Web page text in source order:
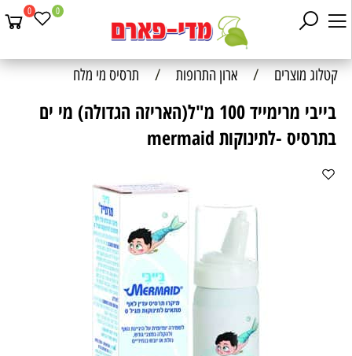
0 0
קטלוג מוצרים / ארון התרופות / תרסיס מי מלח
בייבי מרימייד 100 מ"ל(האריזה הגדולה) מי ים
בתרסיס -לתינוקות mermaid